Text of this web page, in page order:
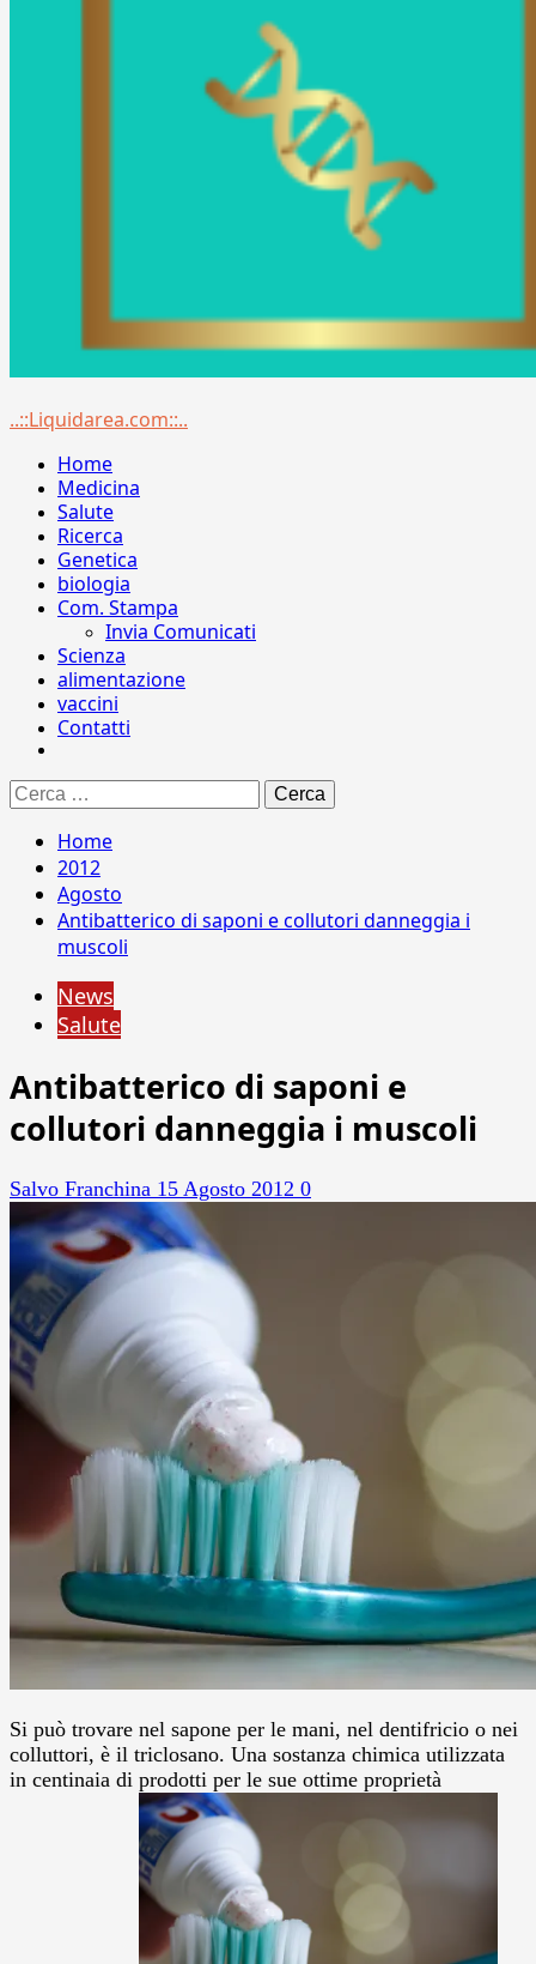
Menu
..::Liquidarea.com::..
Home
Medicina
Salute
Ricerca
Genetica
biologia
Com. Stampa
Invia Comunicati
Scienza
alimentazione
vaccini
Contatti
Ricerca
per:
Home
2012
Agosto
Antibatterico di saponi e collutori danneggia i
muscoli
News
Salute
Antibatterico di saponi e
collutori danneggia i muscoli
Salvo Franchina 15 Agosto 2012 0
Si può trovare nel sapone per le mani, nel dentifricio o nei
colluttori, è il triclosano. Una sostanza chimica utilizzata
in centinaia di prodotti per le sue ottime proprietà